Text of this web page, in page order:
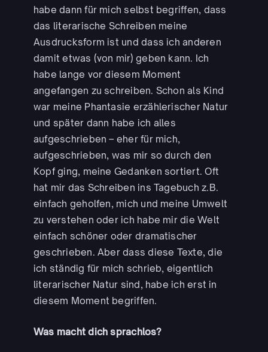
habe dann für mich selbst begriffen, dass
das literarische Schreiben meine
Ausdrucksform ist und dass ich anderen
damit etwas (von mir) geben kann. Ich
habe lange vor diesem Moment
angefangen zu schreiben. Schon als Kind
war meine Phantasie erzählerischer Natur
und später dann habe ich alles
aufgeschrieben – eher für mich,
aufgeschrieben, was mir so durch den
Kopf ging, meine Gedanken sortiert. Oft
hat mir das Schreiben ins Tagebuch z.B.
einfach geholfen, mich und meine Umwelt
zu verstehen oder ich habe mir die Welt
einfach schöner oder dramatischer
geschrieben. Aber dass diese Texte, die
ich ständig für mich schrieb, eigentlich
literarischer Natur sind, habe ich erst in
diesem Moment begriffen.
Was macht dich sprachlos?